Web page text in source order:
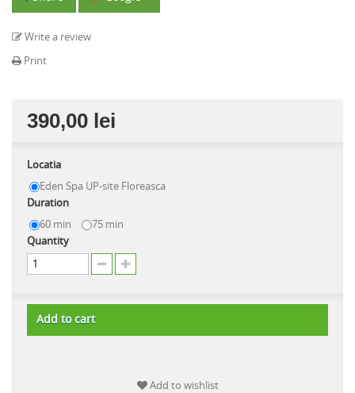
Write a review
Print
390,00 lei
Locatia
Eden Spa UP-site Floreasca
Duration
60 min
75 min
Quantity
Add to cart
Add to wishlist